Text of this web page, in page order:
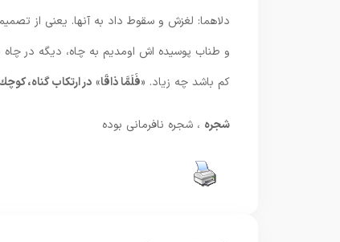
دلاهما: لغزش و سقوط داد به آنها. يعنى از
و طناب پوسیده اش اومدیم به چاه، دیگه در
كم باشد چه زياد. «فَلَمَّا ذاقَا» در ارتكاب گناه،
شجره ، شجره نافرمانی بوده